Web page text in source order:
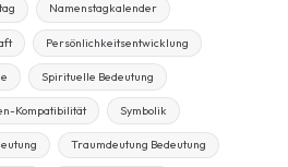
Namenstagkalender
Persönlichkeitsentwicklung
Spirituelle Bedeutung
Kompatibilität Symbolik
Traumdeutung Bedeutung